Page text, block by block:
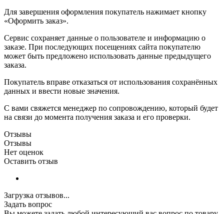
Для завершения оформления покупатель нажимает кнопку
«Оформить заказ».
Сервис сохраняет данные о пользователе и информацию о
заказе. При последующих посещениях сайта покупателю
может быть предложено использовать данные предыдущего
заказа.
Покупатель вправе отказаться от использования сохранённых
данных и ввести новые значения.
С вами свяжется менеджер по сопровождению, который будет
на связи до момента получения заказа и его проверки.
Отзывы
Отзывы
Нет оценок
Оставить отзыв
Загрузка отзывов...
Задать вопрос